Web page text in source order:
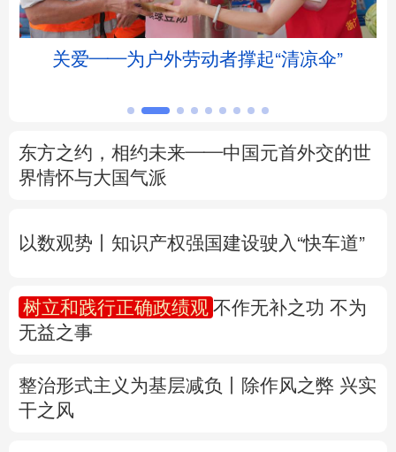
浙江 安徽 福建 江西
四川 贵州
多语种频道
English Español Français عربى
文明探源丨走近牛河梁：与红山文化“对话”
东方之约，相约未来——中国元首外交的世
界情怀与大国气派
以数观势丨知识产权强国建设驶入“快车道”
树立和践行正确政绩观 不作无补之功 不为
无益之事
整治形式主义为基层减负丨除作风之弊 兴实
干之风